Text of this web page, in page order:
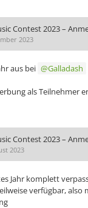
Contest 2023 –
2023
aus bei Galladash
als Teilnehmer
Contest 2023 –
2023
Jahr komplett
verfügbar, also